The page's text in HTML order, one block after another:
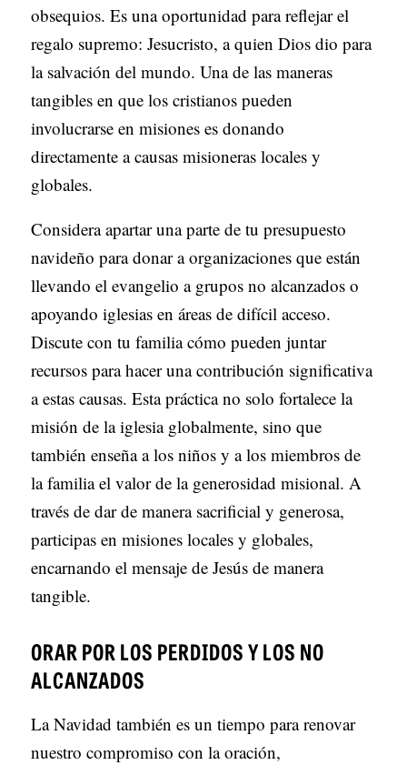
obsequios. Es una oportunidad para reflejar el
regalo supremo: Jesucristo, a quien Dios dio para
la salvación del mundo. Una de las maneras
tangibles en que los cristianos pueden
involucrarse en misiones es donando
directamente a causas misioneras locales y
globales.
Considera apartar una parte de tu presupuesto
navideño para donar a organizaciones que están
llevando el evangelio a grupos no alcanzados o
apoyando iglesias en áreas de difícil acceso.
Discute con tu familia cómo pueden juntar
recursos para hacer una contribución significativa
a estas causas. Esta práctica no solo fortalece la
misión de la iglesia globalmente, sino que
también enseña a los niños y a los miembros de
la familia el valor de la generosidad misional. A
través de dar de manera sacrificial y generosa,
participas en misiones locales y globales,
encarnando el mensaje de Jesús de manera
tangible.
ORAR POR LOS PERDIDOS Y LOS NO
ALCANZADOS
La Navidad también es un tiempo para renovar
nuestro compromiso con la oración,